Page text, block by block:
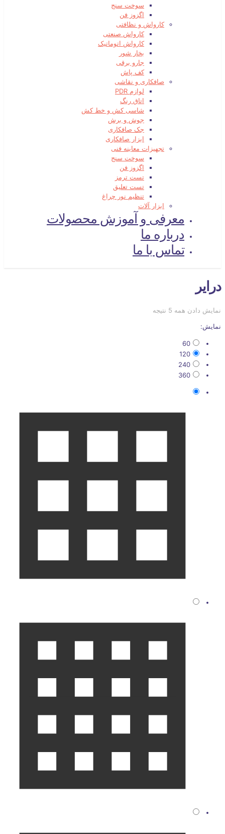
سوخت سنج
اگزوز فن
کارواش و نظافتی
کارواش صنعتی
کارواش اتوماتیک
بخار شور
جارو برقی
کف پاش
صافکاری و نقاشی
لوازم PDR
اتاق رنگ
شاسی کش و خط کش
جوش و برش
جک صافکاری
ابزار صافکاری
تجهیزات معاینه فنی
سوخت سنج
اگزوز فن
تست ترمز
تست تعلیق
تنظیم نور چراغ
ابزار آلات
معرفی و آموزش محصولات
درباره ما
تماس با ما
درایر
نمایش دادن همه 5 نتیجه
نمایش:
60
120
240
360